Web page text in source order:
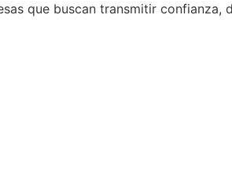
que buscan transmitir